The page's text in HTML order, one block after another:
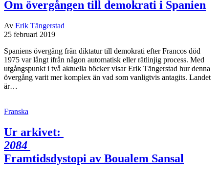
Om övergången till demokrati i Spanien
Av Erik Tängerstad
25 februari 2019
Spaniens övergång från diktatur till demokrati efter Francos död
1975 var långt ifrån någon automatisk eller rätlinjig process. Med
utgångspunkt i två aktuella böcker visar Erik Tängerstad hur denna
övergång varit mer komplex än vad som vanligtvis antagits. Landet
är…
Franska
Ur arkivet:
2084
Framtidsdystopi av Boualem Sansal